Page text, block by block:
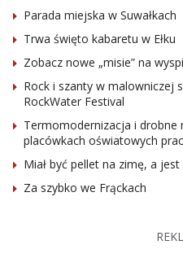
Parada miejska w Suwałkach
Trwa święto kabaretu w Ełku
Zobacz nowe „misie” na
Rock i szanty w malowniczej
RockWater Festival
Termomodernizacja i drobne
placówkach oświatowych
Miał być pellet na zimę, a
Za szybko we Frąckach